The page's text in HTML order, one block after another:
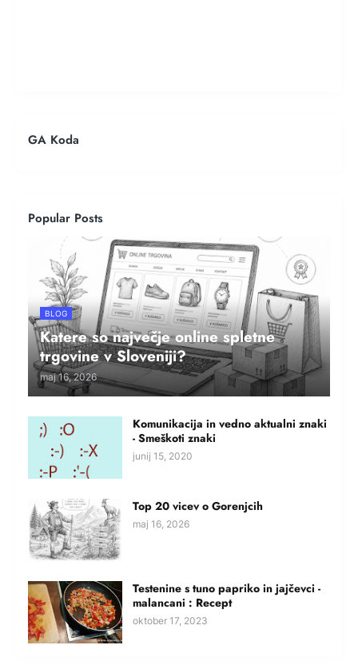
GA Koda
Popular Posts
BLOG
Katere so največje online spletne
trgovine v Sloveniji?
maj 16, 2026
Komunikacija in vedno aktualni znaki
- Smeškoti znaki
junij 15, 2020
Top 20 vicev o Gorenjcih
maj 16, 2026
Testenine s tuno papriko in jajčevci -
malancani : Recept
oktober 17, 2023